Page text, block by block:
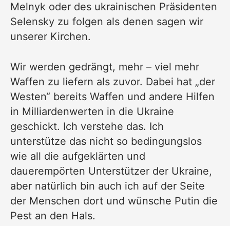
Melnyk oder des ukrainischen Präsidenten
Selensky zu folgen als denen sagen wir
unserer Kirchen.
Wir werden gedrängt, mehr – viel mehr
Waffen zu liefern als zuvor. Dabei hat „der
Westen“ bereits Waffen und andere Hilfen
in Milliardenwerten in die Ukraine
geschickt. Ich verstehe das. Ich
unterstütze das nicht so bedingungslos
wie all die aufgeklärten und
dauerempörten Unterstützer der Ukraine,
aber natürlich bin auch ich auf der Seite
der Menschen dort und wünsche Putin die
Pest an den Hals.